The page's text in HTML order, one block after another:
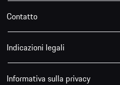
Contatto
Indicazioni legali
Informativa sulla privacy